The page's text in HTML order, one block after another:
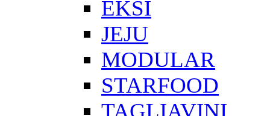
EKSI
JEJU
MODULAR
STARFOOD
TAGLIAVINI